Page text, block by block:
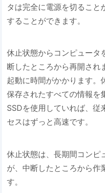
タは完全に電源を切ること
することができます。
休止状態からコンピュータ
断したところから再開され
起動に時間がかかります。
保存されたすべての情報を
SSDを使用していれば、従
セスはずっと高速です。
休止状態は、長期間コンピ
が、中断したところから作
す。